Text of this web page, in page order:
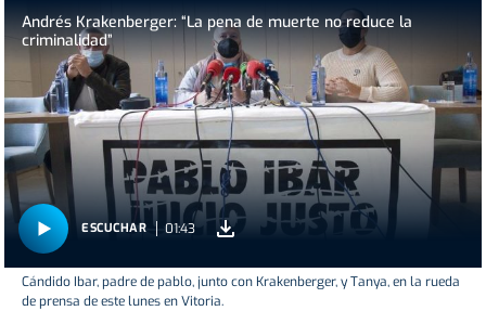
Andrés Krakenberger: “La pena de muerte no reduce la
criminalidad”
ESCUCHAR 01:43
Cándido Ibar, padre de pablo, junto con Krakenberger, y Tanya, en la rueda
de prensa de este lunes en Vitoria.